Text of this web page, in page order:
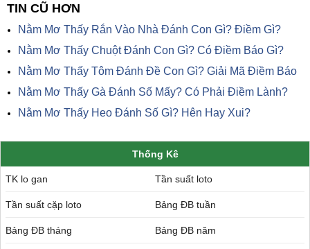
TIN CŨ HƠN
Nằm Mơ Thấy Rắn Vào Nhà Đánh Con Gì? Điềm Gì?
Nằm Mơ Thấy Chuột Đánh Con Gì? Có Điềm Báo Gì?
Nằm Mơ Thấy Tôm Đánh Đề Con Gì? Giải Mã Điềm Báo
Nằm Mơ Thấy Gà Đánh Số Mấy? Có Phải Điềm Lành?
Nằm Mơ Thấy Heo Đánh Số Gì? Hên Hay Xui?
Thống Kê
TK lo gan Tần suất loto
Tần suất cặp loto Bảng ĐB tuần
Bảng ĐB tháng Bảng ĐB năm